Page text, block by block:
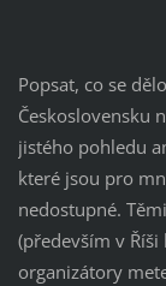
Popsat, co se
Československu
jistého pohledu
které jsou pro
nedostupné.
(především v
organizátory